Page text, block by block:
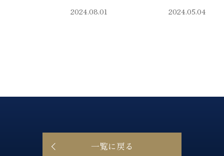
2024.08.01 2024.05.04
一覧に戻る